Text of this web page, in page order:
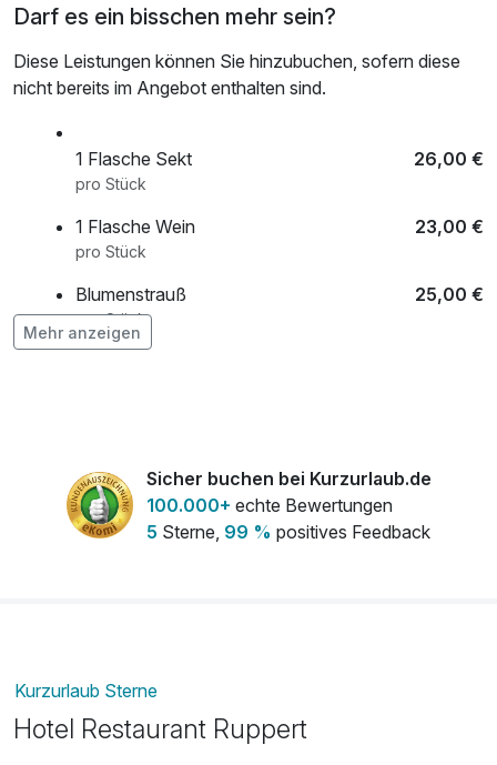
Darf es ein bisschen mehr sein?
Diese Leistungen können Sie hinzubuchen, sofern diese
nicht bereits im Angebot enthalten sind.
1 Flasche Sekt 26,00 €
pro Stück
1 Flasche Wein 23,00 €
pro Stück
Blumenstrauß 25,00 €
pro Stück
Picknickkorb a la Rheingau 18,00 €
Mehr anzeigen
Sicher buchen bei Kurzurlaub.de
100.000+ echte Bewertungen
5 Sterne, 99 % positives Feedback
Kurzurlaub Sterne
Hotel Restaurant Ruppert